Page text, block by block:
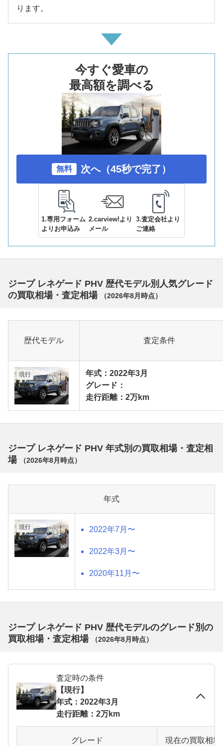
ります。
今すぐ愛車の
最高額を調べる
無料 次へ（45秒で完了）
1.専用フォーム
よりお申込み
2.carview!より
メール
3.査定会社より
ご連絡
ジープ レネゲード PHV 歴代モデル別人気グレード
の買取相場・査定相場
（2026年8月 時点）
歴代モデル 査定条件
現行
年式：2022年3月
グレード：
走行距離：2万km
ジープ レネゲード PHV 年式別の買取相場・査定相
場
（2026年8月 時点）
年式
現行 2022年7月〜
2022年3月〜
2020年11月〜
ジープ レネゲード PHV 歴代モデルのグレード別の
買取相場・査定相場
（2026年8月 時点）
査定時の条件
【現行】
年式：2022年3月
走行距離：2万km
グレード 現在の買取相